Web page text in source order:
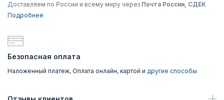
Доставляем по России и всему миру через Почта России, СДЕК
Подробнее
Безопасная оплата
Наложенный платеж, Оплата онлайн, картой и другие способы